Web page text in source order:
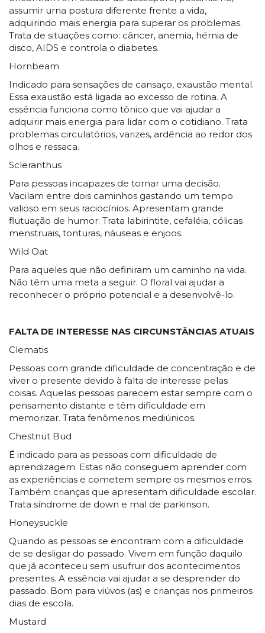
assumir urna postura diferente frente a vida,
adquirindo mais energia para superar os problemas.
Trata de situações como: câncer, anemia, hérnia de
disco, AIDS e controla o diabetes.
Hornbeam
Indicado para sensações de cansaço, exaustão mental.
Essa exaustão está ligada ao excesso de rotina. A
essência funciona como tônico que vai ajudar a
adquirir mais energia para lidar com o cotidiano. Trata
problemas circulatórios, varizes, ardência ao redor dos
olhos e ressaca.
Scleranthus
Para pessoas incapazes de tornar uma decisão.
Vacilam entre dois caminhos gastando um tempo
valioso em seus raciocínios. Apresentam grande
flutuação de humor. Trata labirintite, cefaléia, cólicas
menstruais, tonturas, náuseas e enjoos.
Wild Oat
Para aqueles que não definiram um caminho na vida.
Não têm uma meta a seguir. O floral vai ajudar a
reconhecer o próprio potencial e a desenvolvê-lo.
FALTA DE INTERESSE NAS CIRCUNSTÂNCIAS ATUAIS
Clematis
Pessoas com grande dificuldade de concentração e de
viver o presente devido à falta de interesse pelas
coisas. Aquelas pessoas parecem estar sempre com o
pensamento distante e têm dificuldade em
memorizar. Trata fenômenos mediúnicos.
Chestnut Bud
É indicado para as pessoas com dificuldade de
aprendizagem. Estas não conseguem aprender com
as experiências e cometem sempre os mesmos erros.
Também crianças que apresentam dificuldade escolar.
Trata síndrome de down e mal de parkinson.
Honeysuckle
Quando as pessoas se encontram com a dificuldade
de se desligar do passado. Vivem em função daquilo
que já aconteceu sem usufruir dos acontecimentos
presentes. A essência vai ajudar a se desprender do
passado. Bom para viúvos (as) e crianças nos primeiros
dias de escola.
Mustard